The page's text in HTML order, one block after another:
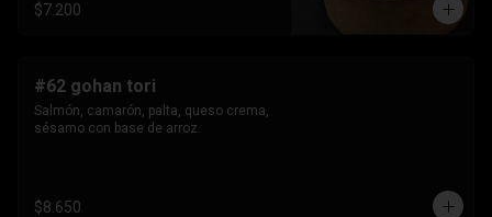
$7.200
#62 gohan tori
Salmón, camarón, palta, queso crema,
sésamo con base de arroz.
$8.650